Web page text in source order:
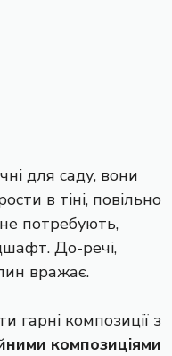
для саду, вони
в тіні, повільно
потребують,
До-речі,
вражає.
гарні композиції з
композиціями